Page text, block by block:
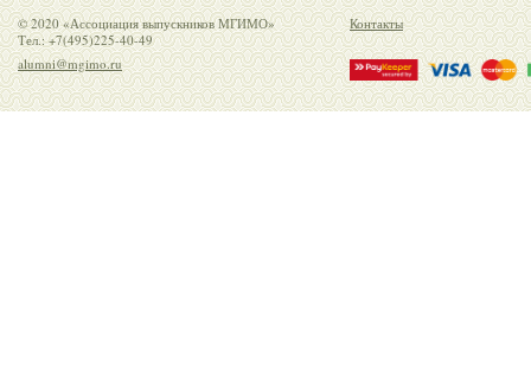
© 2020 «Ассоциация выпускников МГИМО»
Тел.: +7(495)225-40-49
alumni@mgimo.ru
Контакты